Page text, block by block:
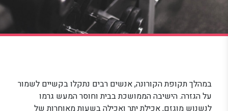
במהלך תקופת הקורונה, אנשים רבים נתקלו בקשיים לשמור
על הגזרה. הישיבה הממושכת בבית וחוסר המעש גרמו
לנשנוש מוגזם, אכילת יתר ואכילה בשעות מאוחרות של